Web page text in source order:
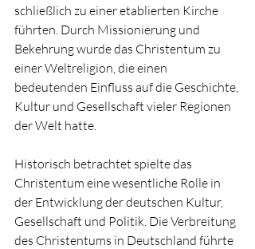
schließlich zu einer etablierten Kirche
führten. Durch Missionierung und
Bekehrung wurde das Christentum zu
einer Weltreligion, die einen
bedeutenden Einfluss auf die Geschichte,
Kultur und Gesellschaft vieler Regionen
der Welt hatte.
Historisch betrachtet spielte das
Christentum eine wesentliche Rolle in
der Entwicklung der deutschen Kultur,
Gesellschaft und Politik. Die Verbreitung
des Christentums in Deutschland führte